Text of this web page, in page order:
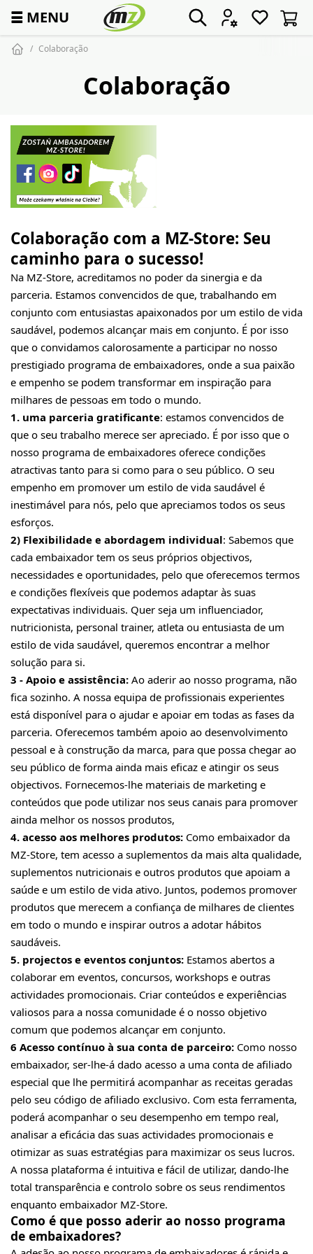
☰ MENU
Colaboração
Colaboração
Colaboração com a MZ-Store: Seu
caminho para o sucesso!
Na MZ-Store, acreditamos no poder da sinergia e da
parceria. Estamos convencidos de que, trabalhando em
conjunto com entusiastas apaixonados por um estilo de vida
saudável, podemos alcançar mais em conjunto. É por isso
que o convidamos calorosamente a participar no nosso
prestigiado programa de embaixadores, onde a sua paixão
e empenho se podem transformar em inspiração para
milhares de pessoas em todo o mundo.
1. uma parceria gratificante: estamos convencidos de
que o seu trabalho merece ser apreciado. É por isso que o
nosso programa de embaixadores oferece condições
atractivas tanto para si como para o seu público. O seu
empenho em promover um estilo de vida saudável é
inestimável para nós, pelo que apreciamos todos os seus
esforços.
2) Flexibilidade e abordagem individual : Sabemos que
cada embaixador tem os seus próprios objectivos,
necessidades e oportunidades, pelo que oferecemos termos
e condições flexíveis que podemos adaptar às suas
expectativas individuais. Quer seja um influenciador,
nutricionista, personal trainer, atleta ou entusiasta de um
estilo de vida saudável, queremos encontrar a melhor
solução para si.
3 - Apoio e assistência: Ao aderir ao nosso programa, não
fica sozinho. A nossa equipa de profissionais experientes
está disponível para o ajudar e apoiar em todas as fases da
parceria. Oferecemos também apoio ao desenvolvimento
pessoal e à construção da marca, para que possa chegar ao
seu público de forma ainda mais eficaz e atingir os seus
objectivos. Fornecemos-lhe materiais de marketing e
conteúdos que pode utilizar nos seus canais para promover
ainda melhor os nossos produtos,
4. acesso aos melhores produtos: Como embaixador da
MZ-Store, tem acesso a suplementos da mais alta qualidade,
suplementos nutricionais e outros produtos que apoiam a
saúde e um estilo de vida ativo. Juntos, podemos promover
produtos que merecem a confiança de milhares de clientes
em todo o mundo e inspirar outros a adotar hábitos
saudáveis.
5. projectos e eventos conjuntos: Estamos abertos a
colaborar em eventos, concursos, workshops e outras
actividades promocionais. Criar conteúdos e experiências
valiosos para a nossa comunidade é o nosso objetivo
comum que podemos alcançar em conjunto.
6 Acesso contínuo à sua conta de parceiro: Como nosso
embaixador, ser-lhe-á dado acesso a uma conta de afiliado
especial que lhe permitirá acompanhar as receitas geradas
pelo seu código de afiliado exclusivo. Com esta ferramenta,
poderá acompanhar o seu desempenho em tempo real,
analisar a eficácia das suas actividades promocionais e
otimizar as suas estratégias para maximizar os seus lucros.
A nossa plataforma é intuitiva e fácil de utilizar, dando-lhe
total transparência e controlo sobre os seus rendimentos
enquanto embaixador MZ-Store.
Como é que posso aderir ao nosso programa
de embaixadores?